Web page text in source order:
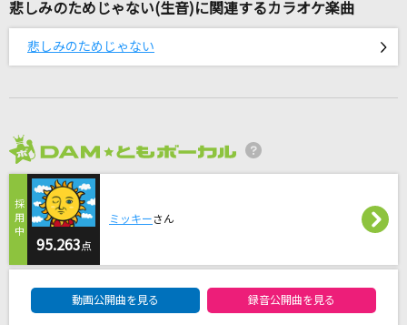
Vinyl
King Gnu
鱗(うろこ)
But...(Fuma solo)
Sexy Zone
君に触れた時から
Nissy(西島隆弘)
あいつら全員同窓会
悲しみのためじゃない(生音)に関連するカラオケ楽曲
悲しみのためじゃない
95.263点
ミッキーさん
動画公開曲を見る 録音公開曲を見る